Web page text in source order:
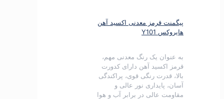
پیگمنت قرمز معدنی اکسید آهن
هایروکس Y101
به عنوان یک رنگ معدنی مهم،
قرمز اکسید آهن دارای کدورت
بالا، قدرت رنگی قوی، پراکندگی
آسان، پایداری نور عالی و
مقاومت عالی در برابر آب و هوا